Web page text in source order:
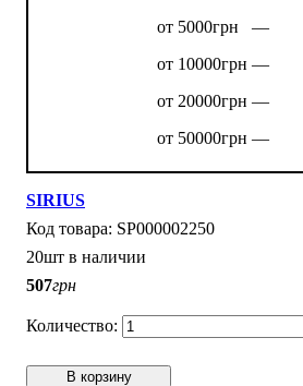
от 5000грн —
от 10000грн —
от 20000грн —
от 50000грн —
SIRIUS
SP000002250
20шт в наличии
507грн
В корзину